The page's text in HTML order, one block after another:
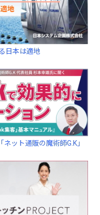
日本は適地
ット通販の魔術師G.K」